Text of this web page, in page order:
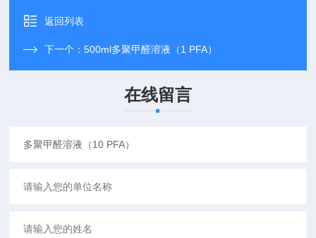
返回列表
下一个：500ml多聚甲醛溶液（1 PFA）
在线留言